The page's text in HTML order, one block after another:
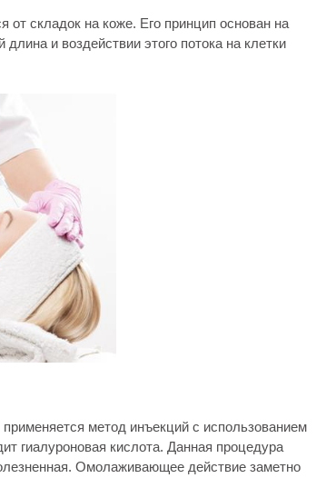
от складок на коже. Его принцип основан на
и воздействии этого потока на клетки
метод инъекций с использованием
гиалуроновая кислота. Данная процедура
Омолаживающее действие заметно